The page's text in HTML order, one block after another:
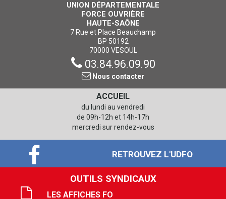
UNION DÉPARTEMENTALE
FORCE OUVRIÈRE
HAUTE-SAÔNE
7 Rue et Place Beauchamp
BP 50192
70000 VESOUL
03.84.96.09.90
Nous contacter
ACCUEIL
du lundi au vendredi
de 09h-12h et 14h-17h
mercredi sur rendez-vous
RETROUVEZ L'UDFO
OUTILS SYNDICAUX
LES AFFICHES FO